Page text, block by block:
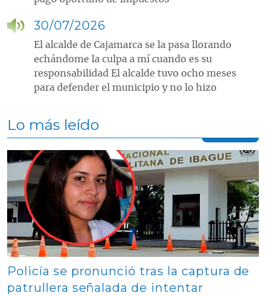
30/07/2026
El alcalde de Cajamarca se la pasa llorando
echándome la culpa a mí cuando es su
responsabilidad El alcalde tuvo ocho meses
para defender el municipio y no lo hizo
Lo más leído
Contenido multimedia principal
Policía se pronunció tras la captura de
patrullera señalada de intentar